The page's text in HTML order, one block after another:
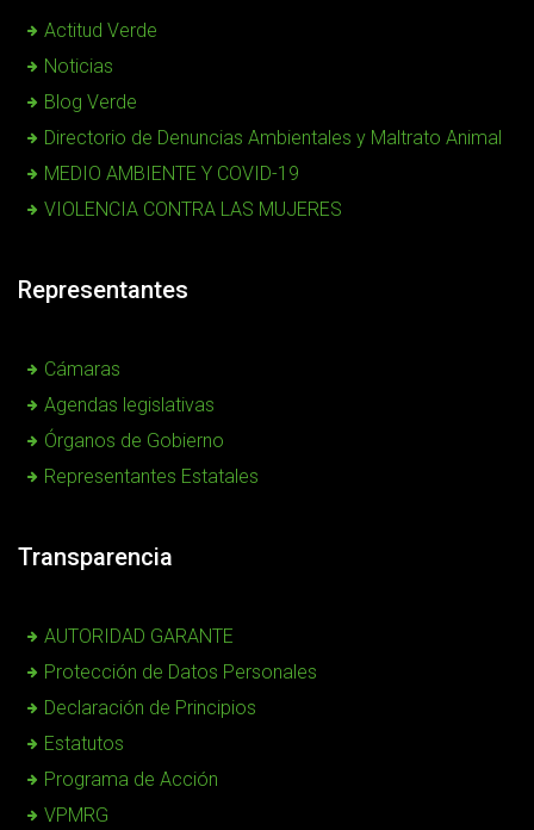
Actitud Verde
Noticias
Blog Verde
Directorio de Denuncias Ambientales y Maltrato Animal
MEDIO AMBIENTE Y COVID-19
VIOLENCIA CONTRA LAS MUJERES
Representantes
Cámaras
Agendas legislativas
Órganos de Gobierno
Representantes Estatales
Transparencia
AUTORIDAD GARANTE
Protección de Datos Personales
Declaración de Principios
Estatutos
Programa de Acción
VPMRG